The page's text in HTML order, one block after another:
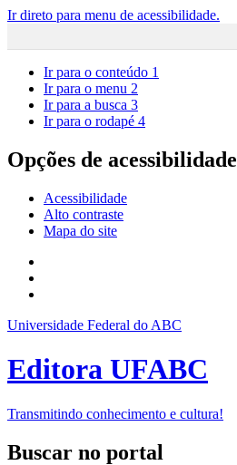
Ir direto para menu de acessibilidade.
Ir para o conteúdo 1
Ir para o menu 2
Ir para a busca 3
Ir para o rodapé 4
Opções de acessibilidade
Acessibilidade
Alto contraste
Mapa do site
Universidade Federal do ABC
Editora UFABC
Transmitindo conhecimento e cultura!
Buscar no portal